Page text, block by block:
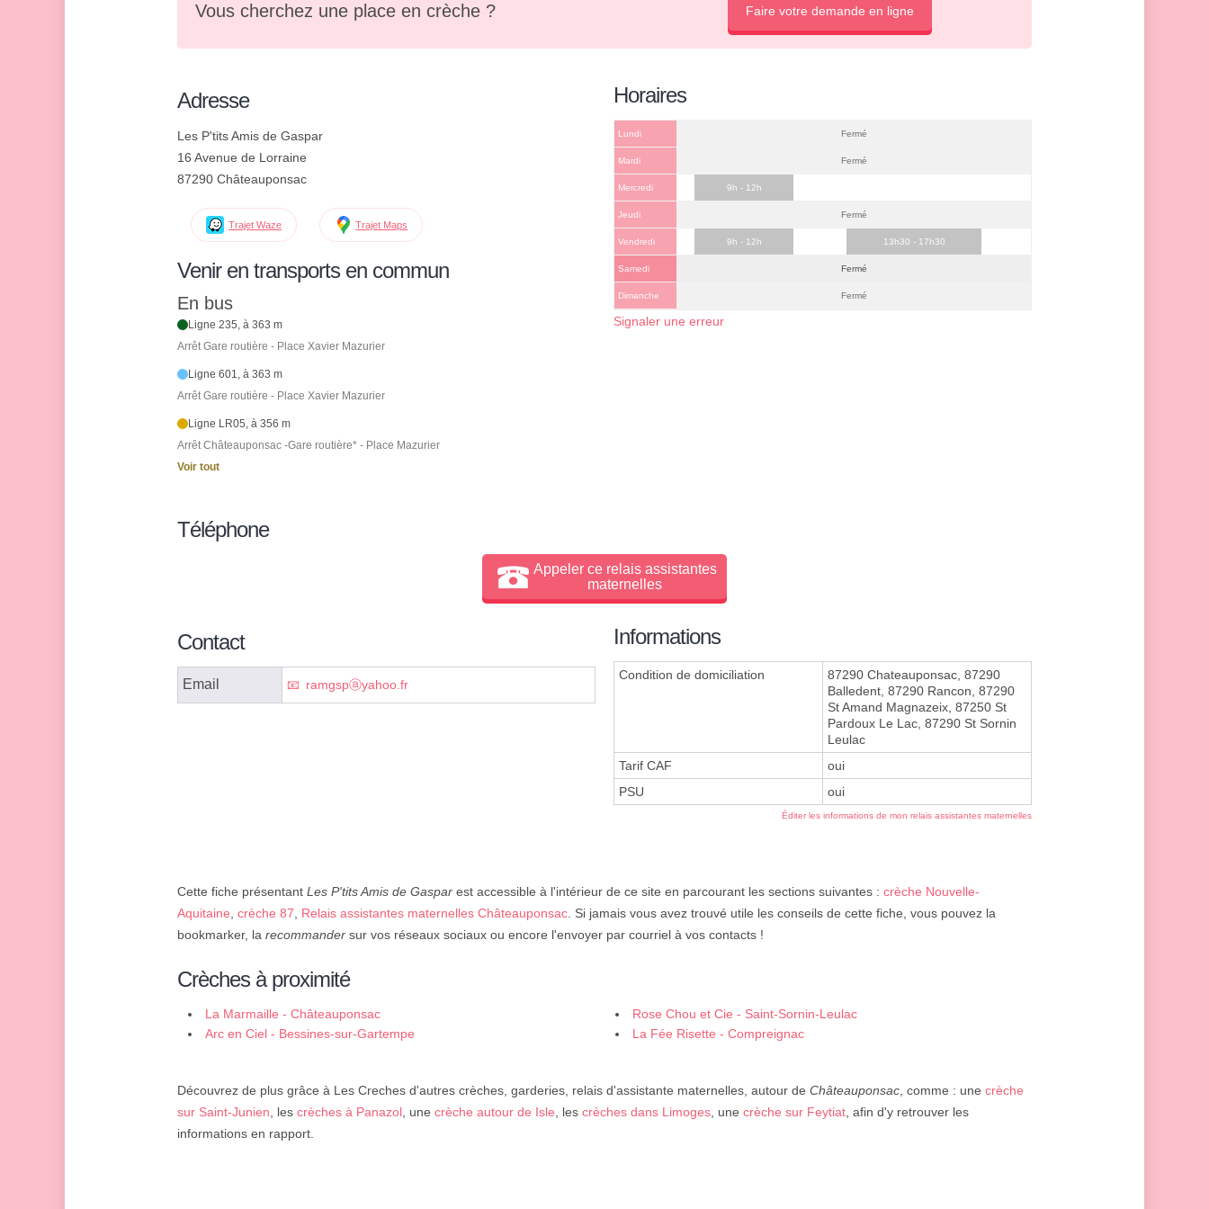
Vous cherchez une place en crèche ? Faire votre demande en ligne
Adresse
Les P'tits Amis de Gaspar
16 Avenue de Lorraine
87290 Châteauponsac
Trajet Waze Trajet Maps
Venir en transports en commun
En bus
Ligne 235, à 363 m
Arrêt Gare routière - Place Xavier Mazurier
Ligne 601, à 363 m
Arrêt Gare routière - Place Xavier Mazurier
Ligne LR05, à 356 m
Arrêt Châteauponsac -Gare routière* - Place Mazurier
Voir tout
Horaires
Lundi Fermé
Mardi Fermé
Mercredi 9h - 12h
Jeudi Fermé
Vendredi 9h - 12h 13h30 - 17h30
Samedi Fermé
Dimanche Fermé
Signaler une erreur
Téléphone
Appeler ce relais assistantes
maternelles
Contact
Email ramgspⓐyahoo.fr
Informations
Condition de domiciliation
87290 Chateauponsac, 87290
Balledent, 87290 Rancon, 87290
St Amand Magnazeix, 87250 St
Pardoux Le Lac, 87290 St Sornin
Leulac
Tarif CAF
oui
PSU
oui
Éditer les informations de mon relais assistantes maternelles
Cette fiche présentant Les P'tits Amis de Gaspar est accessible à l'intérieur de ce site en parcourant les sections suivantes : crèche Nouvelle-
Aquitaine, crèche 87, Relais assistantes maternelles Châteauponsac. Si jamais vous avez trouvé utile les conseils de cette fiche, vous pouvez la
bookmarker, la recommander sur vos réseaux sociaux ou encore l'envoyer par courriel à vos contacts !
Crèches à proximité
La Marmaille - Châteauponsac
Rose Chou et Cie - Saint-Sornin-Leulac
Arc en Ciel - Bessines-sur-Gartempe
La Fée Risette - Compreignac
Découvrez de plus grâce à Les Creches d'autres crèches, garderies, relais d'assistante maternelles, autour de Châteauponsac, comme : une crèche
sur Saint-Junien, les crèches à Panazol, une crèche autour de Isle, les crèches dans Limoges, une crèche sur Feytiat, afin d'y retrouver les
informations en rapport.